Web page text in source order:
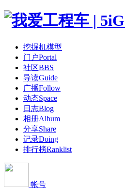
挖掘机模型
门户Portal
社区BBS
导读Guide
广播Follow
动态Space
日志Blog
相册Album
分享Share
记录Doing
排行榜Ranklist
帐号